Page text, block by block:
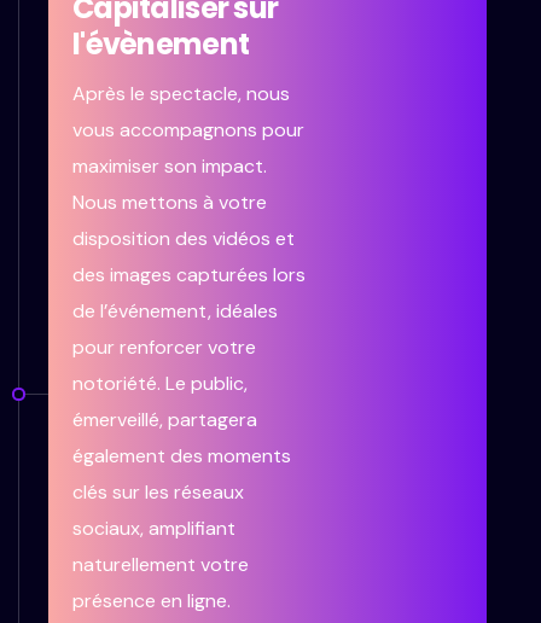
l'évènement
Après le spectacle, nous
vous accompagnons pour
maximiser son impact.
Nous mettons à votre
disposition des vidéos et
des images capturées lors
de l’événement, idéales
pour renforcer votre
notoriété. Le public,
émerveillé, partagera
également des moments
clés sur les réseaux
sociaux, amplifiant
naturellement votre
présence en ligne.